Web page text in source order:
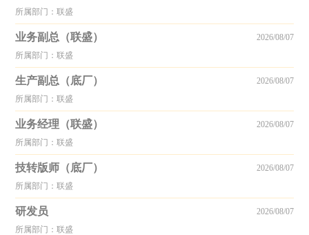
所属部门：联盛
业务副总（联盛）
所属部门：联盛
2026/08/07
生产副总（底厂）
所属部门：联盛
2026/08/07
业务经理（联盛）
所属部门：联盛
2026/08/07
技转版师（底厂）
所属部门：联盛
2026/08/07
研发员
所属部门：联盛
2026/08/07